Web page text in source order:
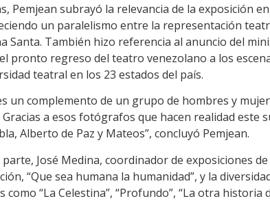
Pemjean subrayó la relevancia de la exposición
un paralelismo entre la representación
Santa. También hizo referencia al anuncio del
pronto regreso del teatro venezolano a los
teatral en los 23 estados del país.
un complemento de un grupo de hombres y
Gracias a esos fotógrafos que hacen realidad este
Alberto de Paz y Mateos”, concluyó Pemjean.
José Medina, coordinador de exposiciones
“Que sea humana la humanidad”, y la
como “La Celestina”, “Profundo”, “La otra historia